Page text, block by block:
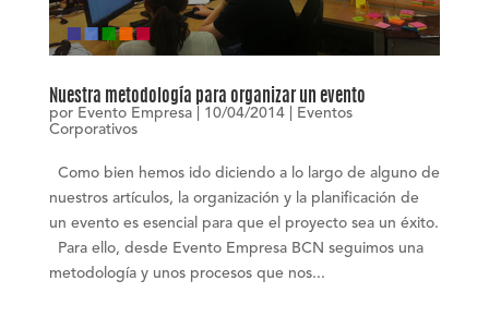
Nuestra metodología para organizar un evento
por Evento Empresa| 10/04/2014|
Eventos
Corporativos
Como bien hemos ido diciendo a lo largo de alguno de
nuestros artículos, la organización y la planificación de
un evento es esencial para que el proyecto sea un éxito.
Para ello, desde Evento Empresa BCN seguimos una
metodología y unos procesos que nos...